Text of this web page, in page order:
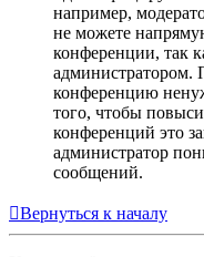
например,
не можете
конференции, так
администратором.
конференцию
того, чтобы
конференций это
администратор
сообщений.
Вернуться к началу